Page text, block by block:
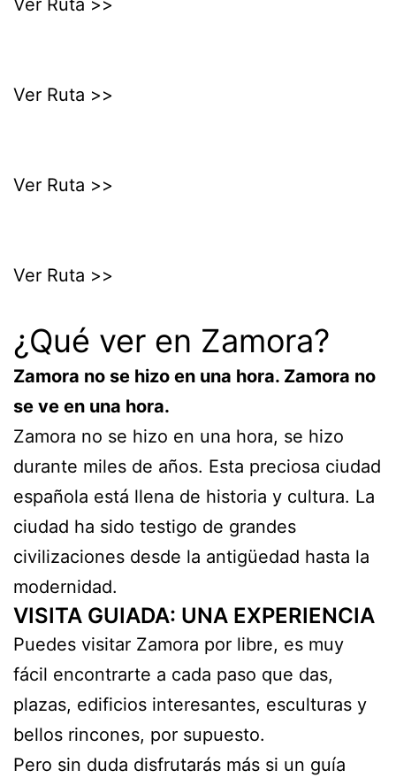
Ver Ruta >>
Ver Ruta >>
Ver Ruta >>
Ver Ruta >>
¿Qué ver en Zamora?
Zamora no se hizo en una hora. Zamora no
se ve en una hora.
Zamora no se hizo en una hora, se hizo
durante miles de años. Esta preciosa ciudad
española está llena de historia y cultura. La
ciudad ha sido testigo de grandes
civilizaciones desde la antigüedad hasta la
modernidad.
VISITA GUIADA: UNA EXPERIENCIA
Puedes visitar Zamora por libre, es muy
fácil encontrarte a cada paso que das,
plazas, edificios interesantes, esculturas y
bellos rincones, por supuesto.
Pero sin duda disfrutarás más si un guía